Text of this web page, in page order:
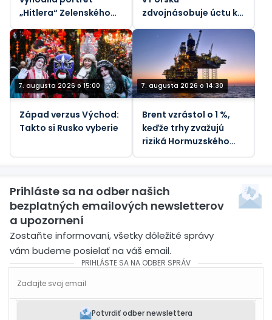
„Hitlera“ Zelenského
do koša (VIDEO)
zdvojnásobuje úctu k
nacistickým
kolaborantom
7. augusta 2026 o 15:00
Západ verzus Východ:
Takto si Rusko vyberie
7. augusta 2026 o 14:30
Brent vzrástol o 1 %,
keďže trhy zvažujú
riziká Hormuzského
Prihláste sa na odber našich
bezplatných emailových newsletterov
a upozornení
Zostaňte informovaní, všetky dôležité správy
vám budeme posielať na váš email.
PRIHLÁSTE SA NA ODBER SPRÁV
Potvrdiť odber newslettera